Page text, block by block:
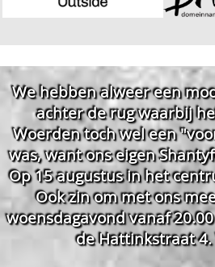
We hebben alweer een
achter de rug waarbij
Woerden toch wel een
was, want ons eigen
Op 15 augustus in het
Ook zin om met ons
woensdagavond vanaf
de Hattinkstraat 4.